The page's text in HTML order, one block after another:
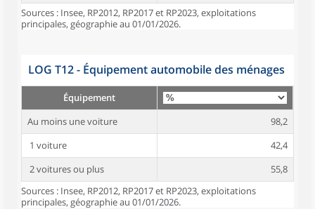
Sources : Insee, RP2012, RP2017 et RP2023, exploitations
principales, géographie au 01/01/2026.
LOG T12 - Équipement automobile des ménages
Équipement
Au moins une voiture
98,2
1 voiture
42,4
2 voitures ou plus
55,8
Sources : Insee, RP2012, RP2017 et RP2023, exploitations
principales, géographie au 01/01/2026.